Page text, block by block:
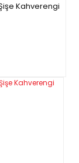
Kahverengi